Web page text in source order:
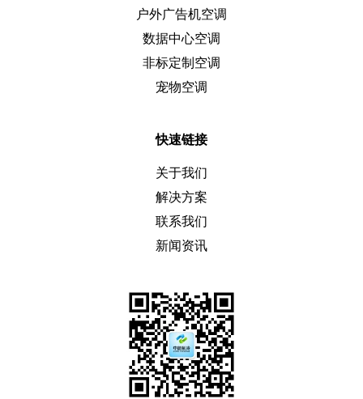
户外广告机空调
数据中心空调
非标定制空调
宠物空调
快速链接
关于我们
解决方案
联系我们
新闻资讯